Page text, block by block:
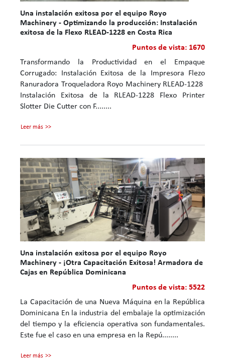
Una instalación exitosa por el equipo Royo
Machinery - Optimizando la producción: Instalación
exitosa de la Flexo RLEAD-1228 en Costa Rica
Puntos de vista: 1670
Transformando la Productividad en el Empaque
Corrugado: Instalación Exitosa de la Impresora Flezo
Ranuradora Troqueladora Royo Machinery RLEAD‑1228
Instalación Exitosa de la RLEAD‑1228 Flexo Printer
Slotter Die Cutter con F........
Leer más
Una instalación exitosa por el equipo Royo
Machinery - ¡Otra Capacitación Exitosa! Armadora de
Cajas en República Dominicana
Puntos de vista: 5522
La Capacitación de una Nueva Máquina en la República
Dominicana En la industria del embalaje la optimización
del tiempo y la eficiencia operativa son fundamentales.
Este fue el caso en una empresa en la Repú........
Leer más